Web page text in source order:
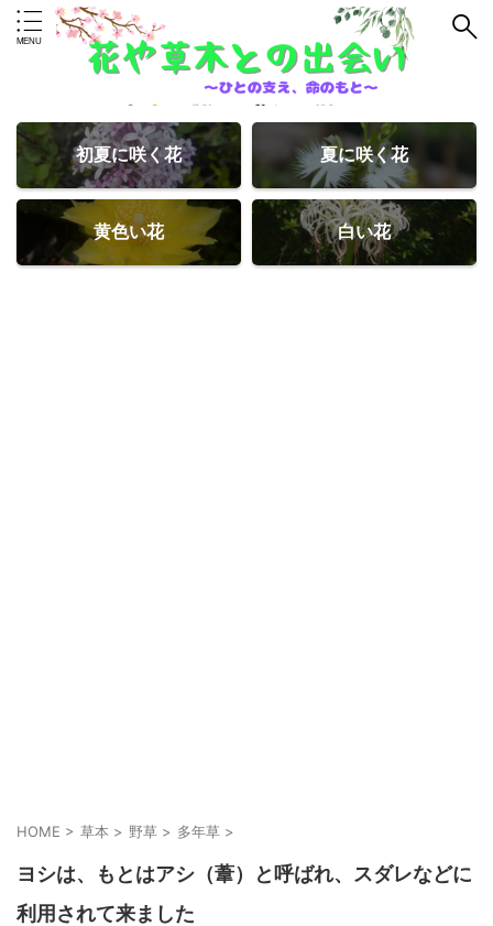
初夏に咲く花 夏に咲く花
黄色い花 白い花
HOME > 草本 > 野草 > 多年草 >
ヨシは、もとはアシ（葦）と呼ばれ、スダレなどに
利用されて来ました